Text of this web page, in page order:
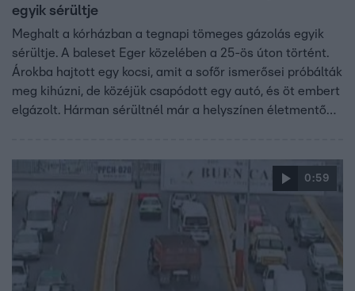
egyik sérültje
Meghalt a kórházban a tegnapi tömeges gázolás egyik
sérültje. A baleset Eger közelében a 25-ös úton történt.
Árokba hajtott egy kocsi, amit a sofőr ismerősei próbálták
meg kihúzni, de közéjük csapódott egy autó, és öt embert
elgázolt. Hárman sérültnél már a helyszínen életmentő
0:59